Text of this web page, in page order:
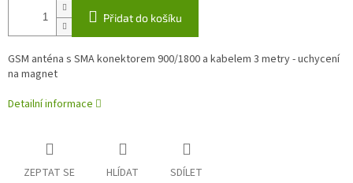
Přidat do košíku
GSM anténa s SMA konektorem 900/1800 a kabelem 3 metry - uchycení
na magnet
Detailní informace
ZEPTAT SE HLÍDAT SDÍLET